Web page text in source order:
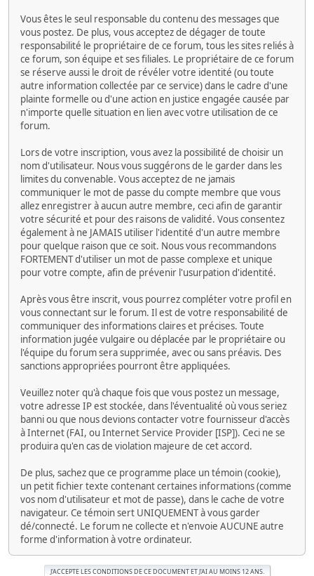
Vous êtes le seul responsable du contenu des messages que
vous postez. De plus, vous acceptez de dégager de toute
responsabilité le propriétaire de ce forum, tous les sites reliés à
ce forum, son équipe et ses filiales. Le propriétaire de ce forum
se réserve aussi le droit de révéler votre identité (ou toute
autre information collectée par ce service) dans le cadre d'une
plainte formelle ou d'une action en justice engagée causée par
n'importe quelle situation en lien avec votre utilisation de ce
forum.
Lors de votre inscription, vous avez la possibilité de choisir un
nom d'utilisateur. Nous vous suggérons de le garder dans les
limites du convenable. Vous acceptez de ne jamais
communiquer le mot de passe du compte membre que vous
allez enregistrer à aucun autre membre, ceci afin de garantir
votre sécurité et pour des raisons de validité. Vous consentez
également à ne JAMAIS utiliser l'identité d'un autre membre
pour quelque raison que ce soit. Nous vous recommandons
FORTEMENT d'utiliser un mot de passe complexe et unique
pour votre compte, afin de prévenir l'usurpation d'identité.
Après vous être inscrit, vous pourrez compléter votre profil en
vous connectant sur le forum. Il est de votre responsabilité de
communiquer des informations claires et précises. Toute
information jugée vulgaire ou déplacée par le propriétaire ou
l'équipe du forum sera supprimée, avec ou sans préavis. Des
sanctions appropriées pourront être appliquées.
Veuillez noter qu'à chaque fois que vous postez un message,
votre adresse IP est stockée, dans l'éventualité où vous seriez
banni ou que nous devions contacter votre fournisseur d'accès
à Internet (FAI, ou Internet Service Provider [ISP]). Ceci ne se
produira qu'en cas de violation majeure de cet accord.
De plus, sachez que ce programme place un témoin (cookie),
un petit fichier texte contenant certaines informations (comme
vos nom d'utilisateur et mot de passe), dans le cache de votre
navigateur. Ce témoin sert UNIQUEMENT à vous garder
dé/connecté. Le forum ne collecte et n'envoie AUCUNE autre
forme d'information à votre ordinateur.